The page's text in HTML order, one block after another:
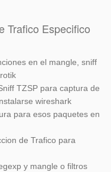
Trafico Especifico
en el mangle, sniff
TZSP para captura de
wireshark
para esos paquetes en
de Trafico para
y mangle o filtros